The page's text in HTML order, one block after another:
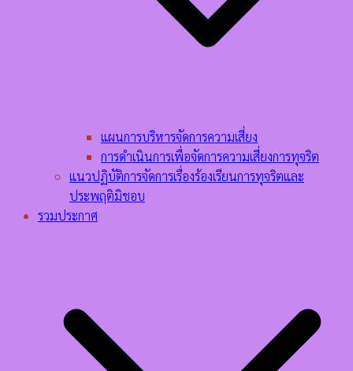
แผนการบริหารจัดการความเสี่ยง
การดำเนินการเพื่อจัดการความเสี่ยงการทุจริต
แนวปฏิบัติการจัดการเรื่องร้องเรียนการทุจริตและ
ประพฤติมิชอบ
รวมประกาศ